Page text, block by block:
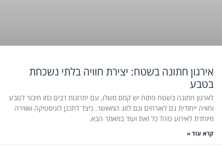
אירגון חתונה בשטח: יצירת חוויה בלתי נשכחת
בטבע
לארגון חתונה בשטח פתוח יש קסם משלו, עם יתרונות רבים כמו חיבור לטבע
וחוויה ייחודית גם לאורחים וגם לזוג המאושר. כיצד לתכנן לוגיסטיקה ואווירה
מיוחדת לאירוע כזה? כל זאת ועוד במאמר הבא.
קרא עוד »